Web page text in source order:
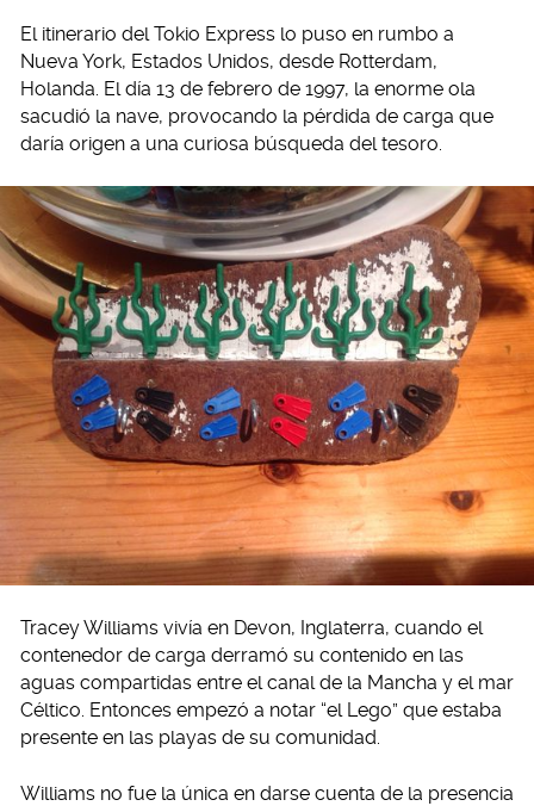
El itinerario del Tokio Express lo puso en rumbo a
Nueva York, Estados Unidos, desde Rotterdam,
Holanda. El día 13 de febrero de 1997, la enorme ola
sacudió la nave, provocando la pérdida de carga que
daría origen a una curiosa búsqueda del tesoro.
Tracey Williams vivía en Devon, Inglaterra, cuando el
contenedor de carga derramó su contenido en las
aguas compartidas entre el canal de la Mancha y el mar
Céltico. Entonces empezó a notar “el Lego” que estaba
presente en las playas de su comunidad.
Williams no fue la única en darse cuenta de la presencia